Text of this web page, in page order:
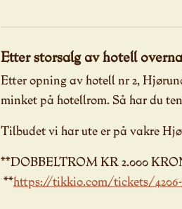
Etter storsalg av hotell
Etter opning av hotell nr 2,
minket på hotellrom. Så har du
Tilbudet vi har ute er på vakre
**DOBBELTROM KR 2.000
**https://tikkio.com/tickets/4206-